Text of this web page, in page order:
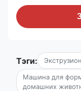
Тэги:
Машина для
домашних